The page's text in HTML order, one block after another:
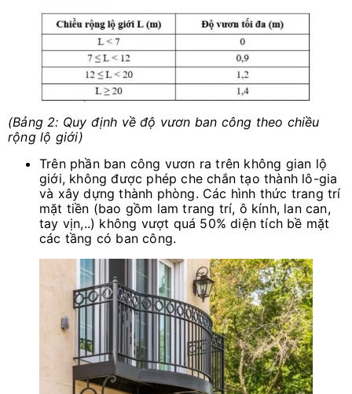
(Bảng 2: Quy định về độ vươn ban công theo chiều
rộng lộ giới)
Trên phần ban công vươn ra trên không gian lộ
giới, không được phép che chắn tạo thành lô-gia
và xây dựng thành phòng. Các hình thức trang trí
mặt tiền (bao gồm lam trang trí, ô kính, lan can,
tay vịn,..) không vượt quá 50% diện tích bề mặt
các tầng có ban công.